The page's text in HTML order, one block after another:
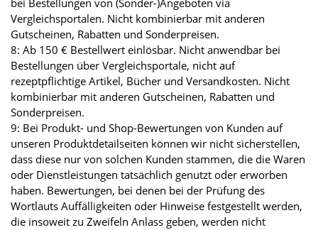
bei Bestellungen von (Sonder-)Angeboten via
Vergleichsportalen. Nicht kombinierbar mit anderen
Gutscheinen, Rabatten und Sonderpreisen.
8: Ab 150 € Bestellwert einlösbar. Nicht anwendbar bei
Bestellungen über Vergleichsportale, nicht auf
rezeptpflichtige Artikel, Bücher und Versandkosten. Nicht
kombinierbar mit anderen Gutscheinen, Rabatten und
Sonderpreisen.
9: Bei Produkt- und Shop-Bewertungen von Kunden auf
unseren Produktdetailseiten können wir nicht sicherstellen,
dass diese nur von solchen Kunden stammen, die die Waren
oder Dienstleistungen tatsächlich genutzt oder erworben
haben. Bewertungen, bei denen bei der Prüfung des
Wortlauts Auffälligkeiten oder Hinweise festgestellt werden,
die insoweit zu Zweifeln Anlass geben, werden nicht